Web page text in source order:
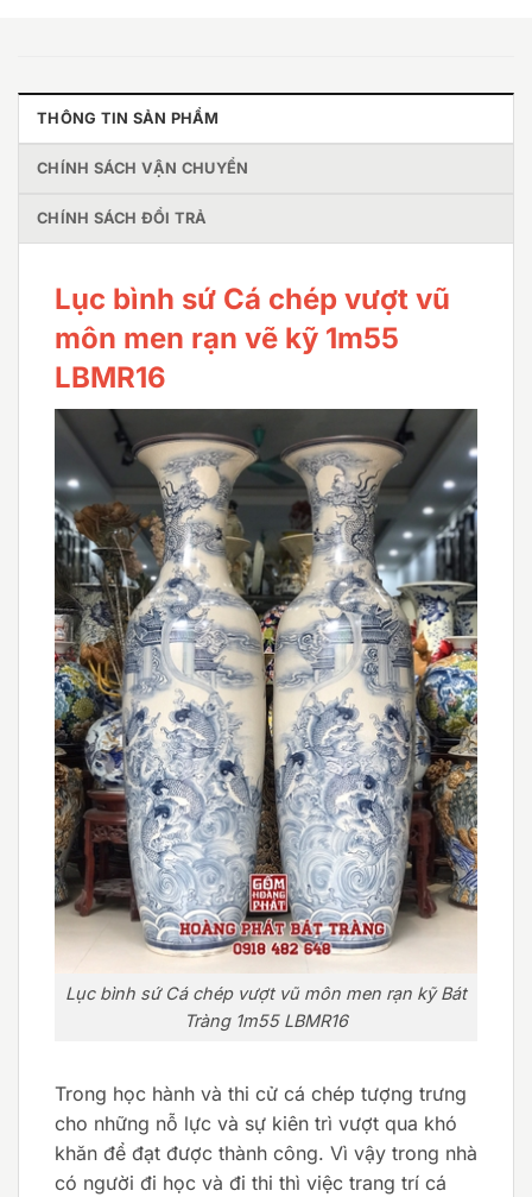
THÔNG TIN SẢN PHẨM
CHÍNH SÁCH VẬN CHUYỂN
CHÍNH SÁCH ĐỔI TRẢ
Lục bình sứ Cá chép vượt vũ
môn men rạn vẽ kỹ 1m55
LBMR16
Lục bình sứ Cá chép vượt vũ môn men rạn kỹ Bát
Tràng 1m55 LBMR16
Trong học hành và thi cử cá chép tượng trưng
cho những nỗ lực và sự kiên trì vượt qua khó
khăn để đạt được thành công. Vì vậy trong nhà
có người đi học và đi thi thì việc trang trí cá